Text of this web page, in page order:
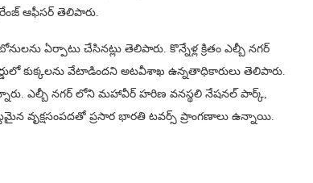
రేంజ్ ఆఫీసర్ తెలిపారు.
ఏర్పాటు చేసినట్లు తెలిపారు. కొన్నేళ్ల క్రితం ఎల్బీ నగర్
కుక్కలను వేటాడిందని అటవీశాఖ ఉన్నతాధికారులు తెలిపారు.
ఎల్బీ న‌గ‌ర్ లోని మహావీర్ హరిణ వనస్థలి నేషనల్ పార్క్,
వృక్షసంపదతో ప్రసార భారతి టవర్స్ ప్రాంగణాలు ఉన్నాయి.